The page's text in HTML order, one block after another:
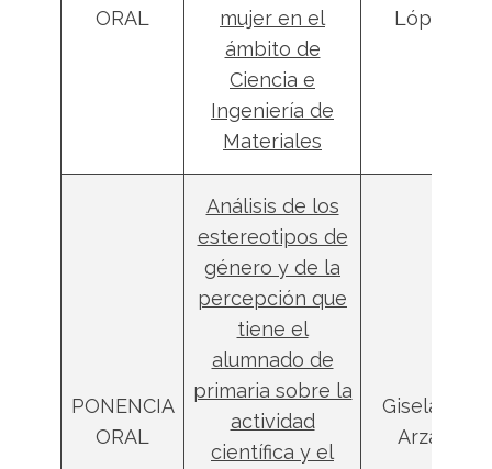
ORAL
mujer en el
ámbito de
Ciencia e
Ingeniería de
Materiales
López
PONENCIA
ORAL
Análisis de los
estereotipos de
género y de la
percepción que
tiene el
alumnado de
primaria sobre la
actividad
científica y el
Gisela M.
Arzac